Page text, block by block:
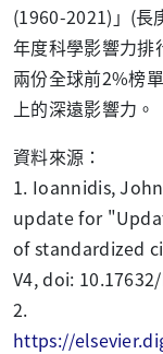
(1960-2021)」(長
年度科學影響力排
兩份全球前2%榜
上的深遠影響力。
資料來源：
1. Ioannidis,
update for
of standardized
V4, doi:
2.
https://